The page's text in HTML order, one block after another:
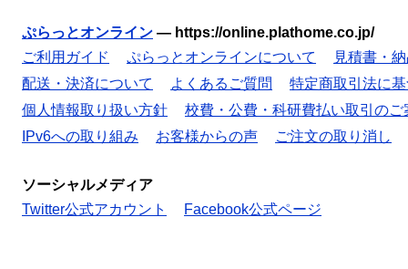
ぷらっとオンライン — https://online.plathome.co.jp/
ご利用ガイド
ぷらっとオンラインについて
見積書・
配送・決済について
よくあるご質問
特定商取引法に
個人情報取り扱い方針
校費・公費・科研費払い取引のご
IPv6への取り組み
お客様からの声 ご注文の取り消し
ソーシャルメディア
Twitter公式アカウント
Facebook公式ページ